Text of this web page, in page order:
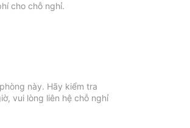
cho chỗ nghỉ.
này. Hãy kiểm tra
vui lòng liên hệ chỗ nghỉ